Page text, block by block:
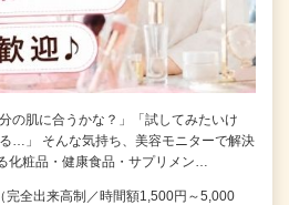
の肌に合うかな？」「試してみたいけ
…」 そんな気持ち、美容モニターで解決
化粧品・健康食品・サプリメン…
完全出来高制／時間額1,500円～5,000